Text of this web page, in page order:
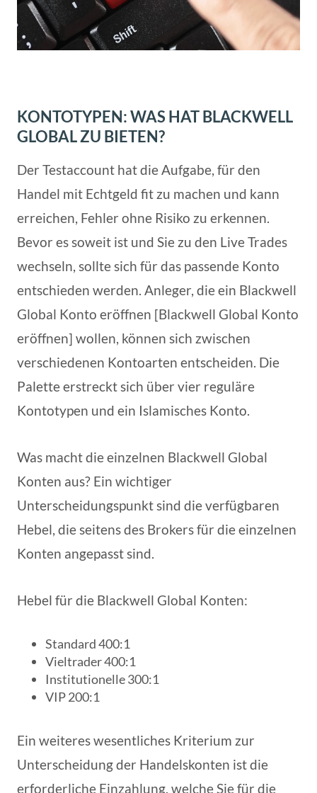
KONTOTYPEN: WAS HAT BLACKWELL
GLOBAL ZU BIETEN?
Der Testaccount hat die Aufgabe, für den
Handel mit Echtgeld fit zu machen und kann
erreichen, Fehler ohne Risiko zu erkennen.
Bevor es soweit ist und Sie zu den Live Trades
wechseln, sollte sich für das passende Konto
entschieden werden. Anleger, die ein Blackwell
Global Konto eröffnen [Blackwell Global Konto
eröffnen] wollen, können sich zwischen
verschiedenen Kontoarten entscheiden. Die
Palette erstreckt sich über vier reguläre
Kontotypen und ein Islamisches Konto.
Was macht die einzelnen Blackwell Global
Konten aus? Ein wichtiger
Unterscheidungspunkt sind die verfügbaren
Hebel, die seitens des Brokers für die einzelnen
Konten angepasst sind.
Hebel für die Blackwell Global Konten:
Standard 400:1
Vieltrader 400:1
Institutionelle 300:1
VIP 200:1
Ein weiteres wesentliches Kriterium zur
Unterscheidung der Handelskonten ist die
erforderliche Einzahlung, welche Sie für die